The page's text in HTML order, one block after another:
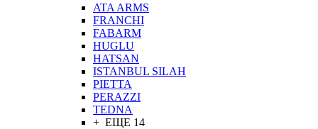
ATA ARMS
FRANCHI
FABARM
HUGLU
HATSAN
ISTANBUL SILAH
PIETTA
PERAZZI
TEDNA
+ ЕЩЕ 14